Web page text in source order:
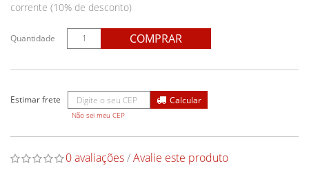
corrente (10% de desconto)
Quantidade COMPRAR
Não sei meu CEP
0 avaliações/Avalie este produto